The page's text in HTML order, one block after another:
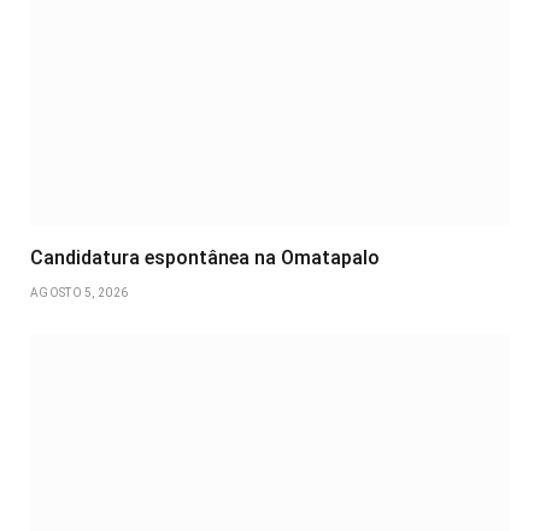
Candidatura espontânea na Omatapalo
AGOSTO 5, 2026